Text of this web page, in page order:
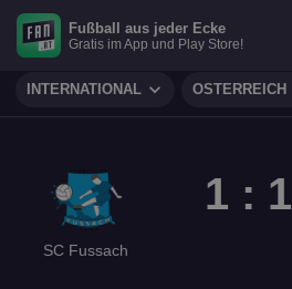
sports_soccer FUSSBALLexpand_more
INTERNATIONAL expand_more ÖSTERREICH
Fußball aus jeder Ecke
Gratis im App und Play Store!
SC Fussach
1 : 1